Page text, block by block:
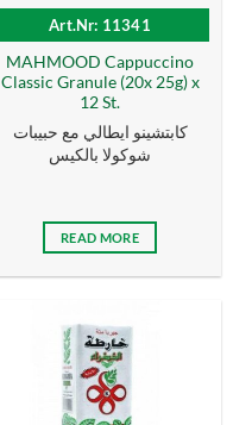
Art.Nr: 11341
MAHMOOD Cappuccino
Classic Granule (20x 25g) x
12 St.
كابتشينو ايطالي مع حبيبات
شوكولا بالكيس
READ MORE